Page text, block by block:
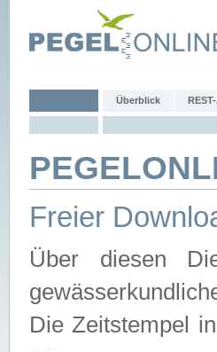
Überblick
Freier
Über diesen
Die Zeitstempel